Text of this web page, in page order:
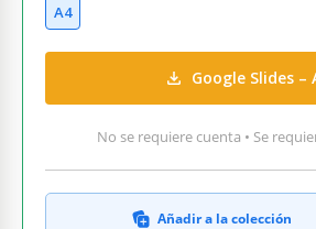
A4
Google Slides –
No se requiere cuenta • Se
Añadir a la colección